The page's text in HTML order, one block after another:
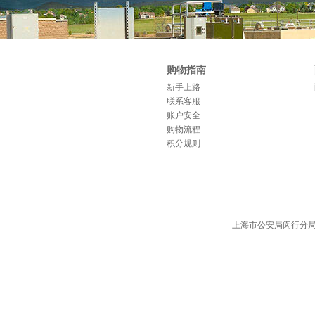
购物指南
新手上路
联系客服
账户安全
购物流程
积分规则
上海市公安局闵行分